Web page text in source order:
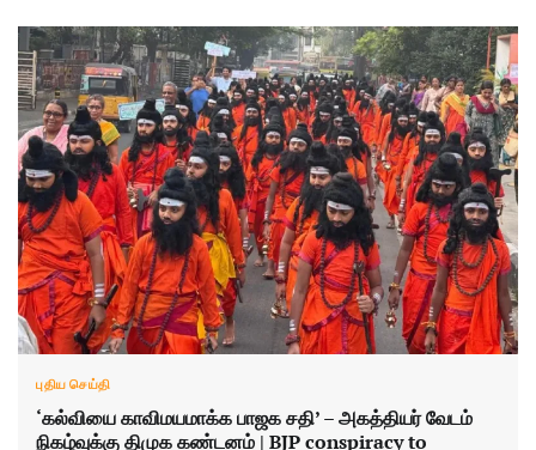
புதிய செய்தி
‘கல்வியை காவிமயமாக்க பாஜக சதி’ – அகத்தியர் வேடம்
நிகழ்வுக்கு திமுக கண்டனம் | BJP conspiracy to